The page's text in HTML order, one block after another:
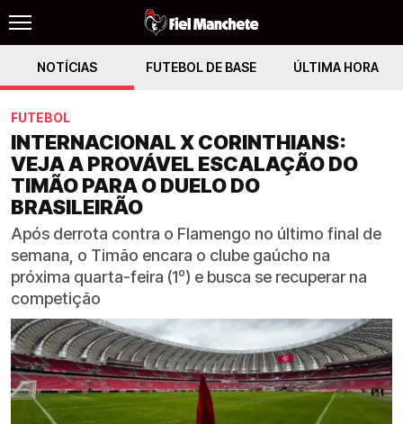
NOTÍCIAS FUTEBOL DE BASE ÚLTIMA HORA
FUTEBOL
INTERNACIONAL X CORINTHIANS:
VEJA A PROVÁVEL ESCALAÇÃO DO
TIMÃO PARA O DUELO DO
BRASILEIRÃO
Após derrota contra o Flamengo no último final de
semana, o Timão encara o clube gaúcho na
próxima quarta-feira (1º) e busca se recuperar na
competição